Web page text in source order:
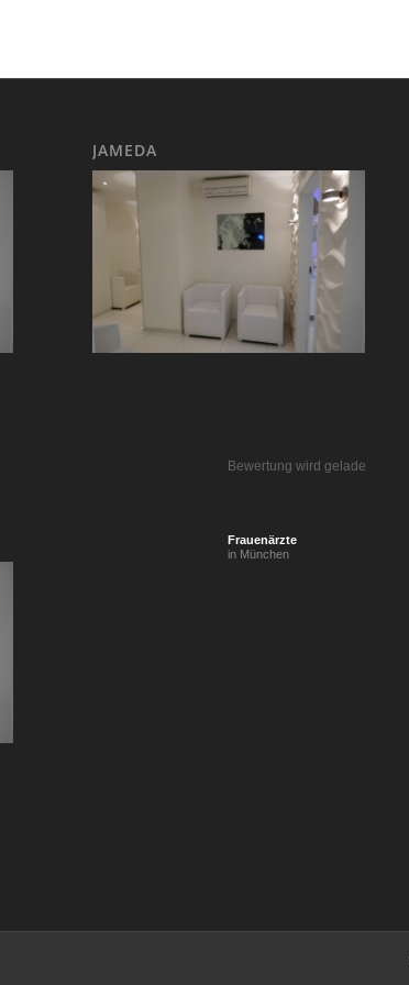
JAMEDA
Bewertung wird geladen…
Frauenärzte
in München